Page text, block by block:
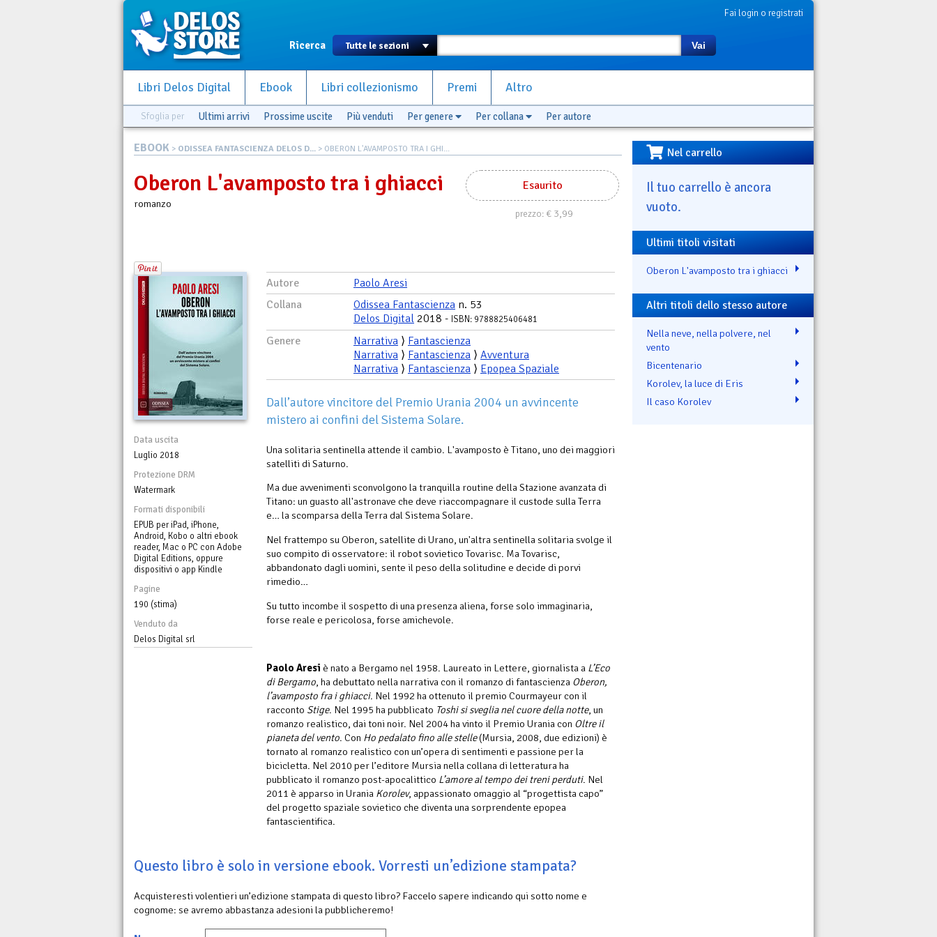
Fai login o registrati
Ricerca Vai
Libri Delos Digital Ebook Libri collezionismo Premi Altro
Sfoglia per Ultimi arrivi Prossime uscite Più venduti Per genere Per collana Per autore
EBOOK > ODISSEA FANTASCIENZA DELOS D... > OBERON L'AVAMPOSTO TRA I GHI...
Esaurito
prezzo:€ 3,99
Oberon L'avamposto tra i ghiacci
romanzo
Data uscita
Luglio 2018
Protezione DRM
Watermark
Formati disponibili
EPUB per iPad, iPhone,
Android, Kobo o altri ebook
reader, Mac o PC con Adobe
Digital Editions, oppure
dispositivi o app Kindle
Pagine
190 (stima)
Venduto da
Delos Digital srl
Autore
Paolo Aresi
Collana
Odissea Fantascienza n. 53
Delos Digital 2018 - ISBN: 9788825406481
Genere Narrativa ⟩ Fantascienza
Narrativa ⟩ Fantascienza ⟩ Avventura
Narrativa ⟩ Fantascienza ⟩ Epopea Spaziale
Dall’autore vincitore del Premio Urania 2004 un avvincente
mistero ai confini del Sistema Solare.
Una solitaria sentinella attende il cambio. L'avamposto è Titano, uno dei maggiori
satelliti di Saturno.
Ma due avvenimenti sconvolgono la tranquilla routine della Stazione avanzata di
Titano: un guasto all'astronave che deve riaccompagnare il custode sulla Terra
e… la scomparsa della Terra dal Sistema Solare.
Nel frattempo su Oberon, satellite di Urano, un'altra sentinella solitaria svolge il
suo compito di osservatore: il robot sovietico Tovarisc. Ma Tovarisc,
abbandonato dagli uomini, sente il peso della solitudine e decide di porvi
rimedio…
Su tutto incombe il sospetto di una presenza aliena, forse solo immaginaria,
forse reale e pericolosa, forse amichevole.
Paolo Aresi è nato a Bergamo nel 1958. Laureato in Lettere, giornalista a L’Eco
di Bergamo, ha debuttato nella narrativa con il romanzo di fantascienza Oberon,
l’avamposto fra i ghiacci. Nel 1992 ha ottenuto il premio Courmayeur con il
racconto Stige. Nel 1995 ha pubblicato Toshi si sveglia nel cuore della notte, un
romanzo realistico, dai toni noir. Nel 2004 ha vinto il Premio Urania con Oltre il
pianeta del vento. Con Ho pedalato fino alle stelle(Mursia, 2008, due edizioni) è
tornato al romanzo realistico con un’opera di sentimenti e passione per la
bicicletta. Nel 2010 per l’editore Mursia nella collana di letteratura ha
pubblicato il romanzo post-apocalittico L’amore al tempo dei treni perduti. Nel
2011 è apparso in Urania Korolev, appassionato omaggio al “progettista capo”
del progetto spaziale sovietico che diventa una sorprendente epopea
fantascientifica.
Questo libro è solo in versione ebook. Vorresti un’edizione stampata?
Acquisteresti volentieri un’edizione stampata di questo libro? Faccelo sapere indicando qui sotto nome e
cognome: se avremo abbastanza adesioni la pubblicheremo!
Nel carrello
Il tuo carrello è ancora
vuoto.
Ultimi titoli visitati
Oberon L'avamposto tra i ghiacci
Altri titoli dello stesso autore
Nella neve, nella polvere, nel
vento
Bicentenario
Korolev, la luce di Eris
Il caso Korolev